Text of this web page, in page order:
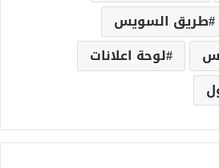
طريق السويس
لوحة اعلانات